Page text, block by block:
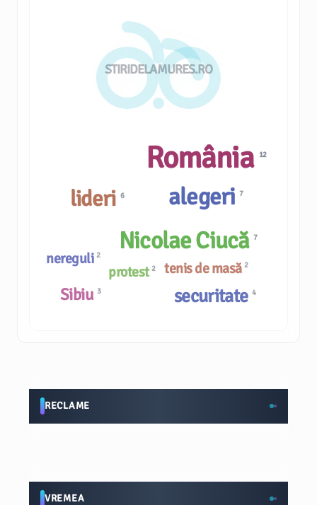
STIRIDELAMURES.RO
tenis de masă 2
alegeri7
România 12
protest 2
lideri 6
nereguli 2
securitate 4
Sibiu 3
Nicolae Ciucă7
RECLAME
VREMEA